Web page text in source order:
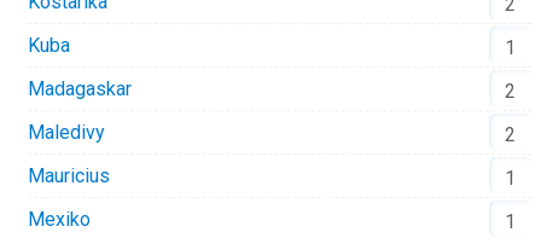
Kuba
1
Madagaskar
2
Maledivy
2
Mauricius
1
Mexiko
1